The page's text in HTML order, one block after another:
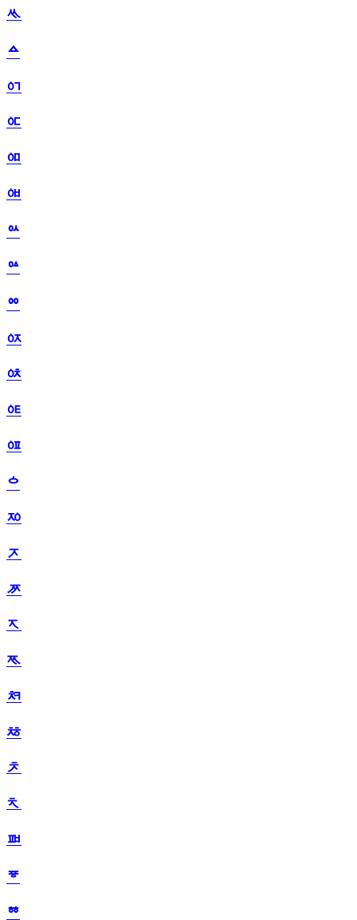
ᄿ
ᅀ
ᅁ
ᅂ
ᅃ
ᅄ
ᅅ
ᅆ
ᅇ
ᅈ
ᅉ
ᅊ
ᅋ
ᅌ
ᅍ
ᅎ
ᅏ
ᅐ
ᅑ
ᅒ
ᅓ
ᅔ
ᅕ
ᅖ
ᅗ
ᅘ